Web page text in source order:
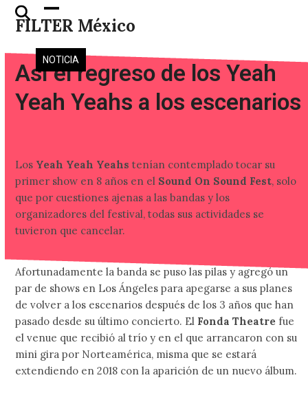
Skip
FILTER México
Open
mobile
menu
Close
mobile
menu
NOTICIA
Así el regreso de los Yeah
Yeah Yeahs a los escenarios
Los Yeah Yeah Yeahs tenían contemplado tocar su
primer show en 8 años en el Sound On Sound Fest, solo
que por cuestiones ajenas a las bandas y los
organizadores del festival, todas sus actividades se
tuvieron que cancelar.
Afortunadamente la banda se puso las pilas y agregó un
par de shows en Los Ángeles para apegarse a sus planes
de volver a los escenarios después de los 3 años que han
pasado desde su último concierto. El Fonda Theatre fue
el venue que recibió al trío y en el que arrancaron con su
mini gira por Norteamérica, misma que se estará
extendiendo en 2018 con la aparición de un nuevo álbum.